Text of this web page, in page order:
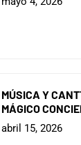
MÚSICA Y
MÁGICO
abril 15, 2026